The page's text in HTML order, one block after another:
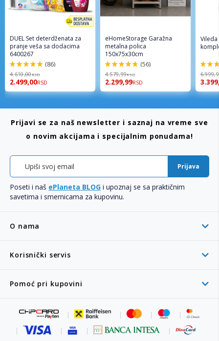
DUEL Set deterdženata za
pranje veša sa dodacima
6400267
98%
(86)
4.610,00RSD
2.499,00RSD
eHomeStorage Garažna
metalna polica
150x75x30cm
96%
(56)
4.579,99RSD
2.299,99RSD
92%
O nama
Korisnički servis
Pomoć pri kupovini
Prijavi se za naš newsletter i saznaj na vreme sve
o novim akcijama i specijalnim ponudama!
Prijava
Poseti i naš ePlaneta BLOG i upoznaj se sa praktičnim
savetima i smernicama za kupovinu.